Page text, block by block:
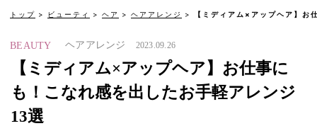
トップ ビューティ ヘア ヘアアレンジ 【ミディアム×アップヘア】お
BEAUTY ヘアアレンジ 2023.09.26
【ミディアム×アップヘア】お仕事に
も！こなれ感を出したお手軽アレンジ
13選